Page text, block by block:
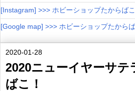
[Instagram] >>> ホビーショップたからば
[Google map] >>> ホビーショップたから
2020-01-28
2020ニューイヤーサテ
ばこ！